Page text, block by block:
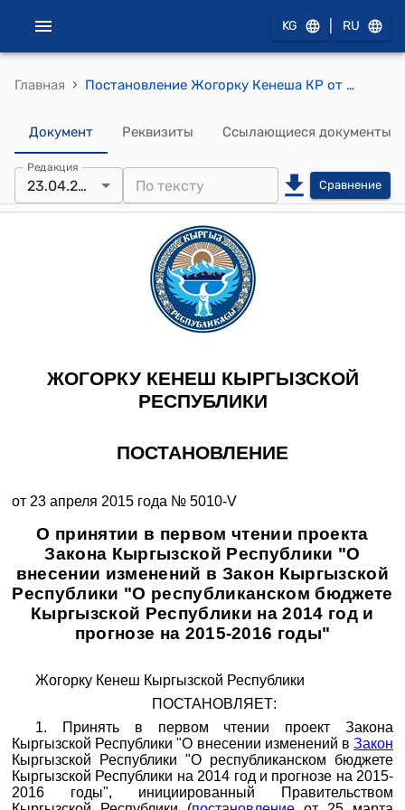
KG RU
Главная › Постановление Жогорку Кенеша КР от 23 апреля 2015 года № 5010-V "О принятии в первом чтении проекта Закона Кыргызской Республики "О внесении изменений в Закон Кыргызской Республики "О республиканском бюджете Кыргызской Республики на 2014 год и прогнозе на 2015-2016 годы"
Документ Реквизиты Ссылающиеся документы
Редакция
23.04.2015 Сравнение